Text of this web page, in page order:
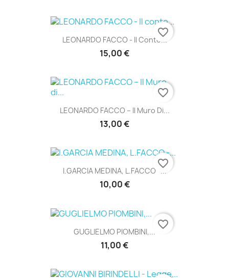
LEONARDO FACCO - Il Conte...
15,00 €
favorite_border
LEONARDO FACCO – Il Muro Di...
13,00 €
favorite_border
I.GARCIA MEDINA, L.FACCO -...
10,00 €
favorite_border
GUGLIELMO PIOMBINI,...
11,00 €
favorite_border